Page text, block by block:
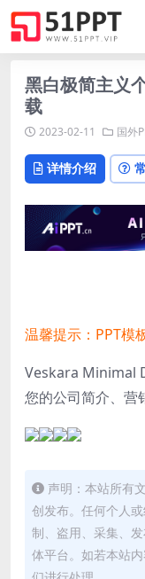
黑白极简主义
载
2023-02-11 国外
详情介绍
温馨提示：PPT模
Veskara Minimal
您的公司简介、营
声明：本站所有
创发布。任何个人
制、盗用、采集、
体平台。如若本站